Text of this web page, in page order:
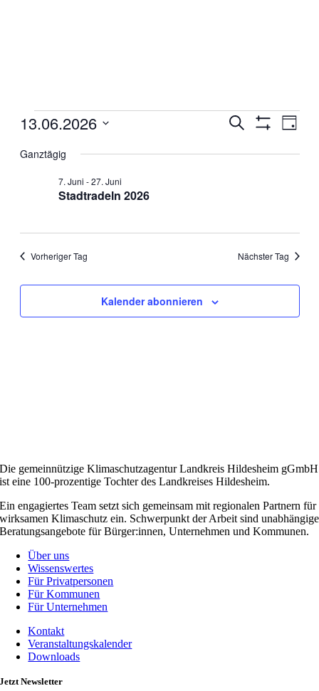
Veranstaltungen
für
13.
und
Suche
Tag
13.06.2026
wählen.
Ganztägig
Stadtradeln 2026
7. Juni -27. Juni
Vorheriger Tag Nächster Tag
Kalender abonnieren
Die gemeinnützige Klimaschutzagentur Landkreis Hildesheim gGmbH
ist eine 100-prozentige Tochter des Landkreises Hildesheim.
Ein engagiertes Team setzt sich gemeinsam mit regionalen Partnern für
wirksamen Klimaschutz ein. Schwerpunkt der Arbeit sind unabhängige
Beratungsangebote für Bürger:innen, Unternehmen und Kommunen.
Über uns
Wissenswertes
Für Privatpersonen
Für Kommunen
Für Unternehmen
Kontakt
Veranstaltungskalender
Downloads
Jetzt Newsletter